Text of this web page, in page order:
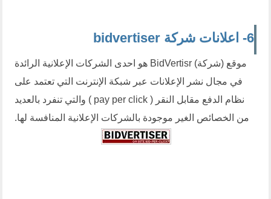
6- اعلانات شركة bidvertiser
موقع (شركة) BidVertisr هو احدى الشركات الإعلانية الرائدة
في مجال نشر الإعلانات عبر شبكة الإنترنت التي تعتمد على
نظام الدفع مقابل النقر ( pay per click ) والتي تنفرد بالعديد
من الخصائص الغير موجودة بالشركات الإعلانية المنافسة لها.